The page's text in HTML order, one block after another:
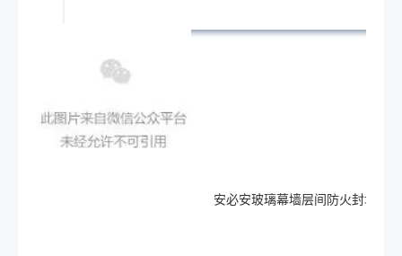
安必安玻璃幕墙层间防火封堵